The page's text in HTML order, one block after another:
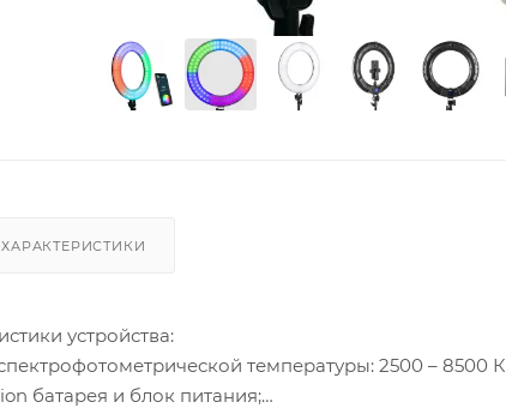
ХАРАКТЕРИСТИКИ
устройства:
температуры: 2500 – 8500 К
батарея и блок питания;